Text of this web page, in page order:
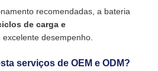
recomendadas, a bateria
de carga e
desempenho.
serviços de OEM e ODM?